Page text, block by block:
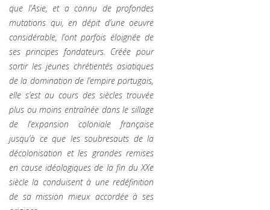
que l’Asie, et a connu de profondes
mutations qui, en dépit d’une oeuvre
considérable, l’ont parfois éloignée de
ses principes fondateurs. Créée pour
sortir les jeunes chrétientés asiatiques
de la domination de l’empire portugais,
elle s’est au cours des siècles trouvée
plus ou moins entraînée dans le sillage
de l’expansion coloniale française
jusqu’à ce que les soubresauts de la
décolonisation et les grandes remises
en cause idéologiques de la fin du XXe
siècle la conduisent à une redéfinition
de sa mission mieux accordée à ses